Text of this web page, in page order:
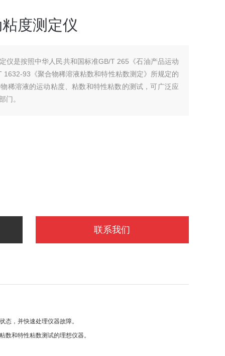
度测定仪
仪是按照中华人民共和国标准GB/T 265《石油产品运动
93《聚合物稀溶液粘数和特性粘数测定》所规定的
稀溶液的运动粘度、粘数和特性粘数的测试，可广泛应
门。
联系我们
态，并快速处理仪器故障。
和特性粘数测试的理想仪器。